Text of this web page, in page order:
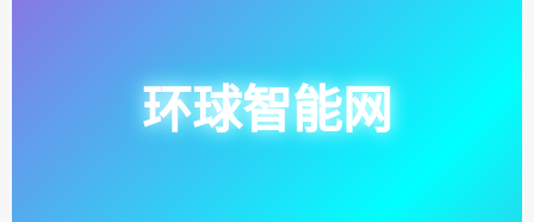
环球智能网